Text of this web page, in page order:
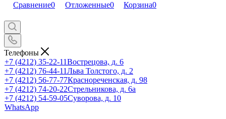
Сравнение0 Отложенные0 Корзина0
Телефоны
+7 (4212) 35-22-11Вострецова, д. 6
+7 (4212) 76-44-11Льва Толстого, д. 2
+7 (4212) 56-77-77Краснореченская, д. 98
+7 (4212) 74-20-22Стрельникова, д. 6а
+7 (4212) 54-59-05Суворова, д. 10
WhatsApp